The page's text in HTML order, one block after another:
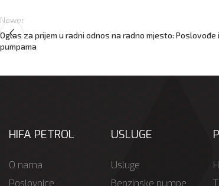
Newer
Oglas za prijem u radni odnos na radno mjesto: Poslovođe
pumpama
HIFA PETROL
O nama
USLUGE
Usluge